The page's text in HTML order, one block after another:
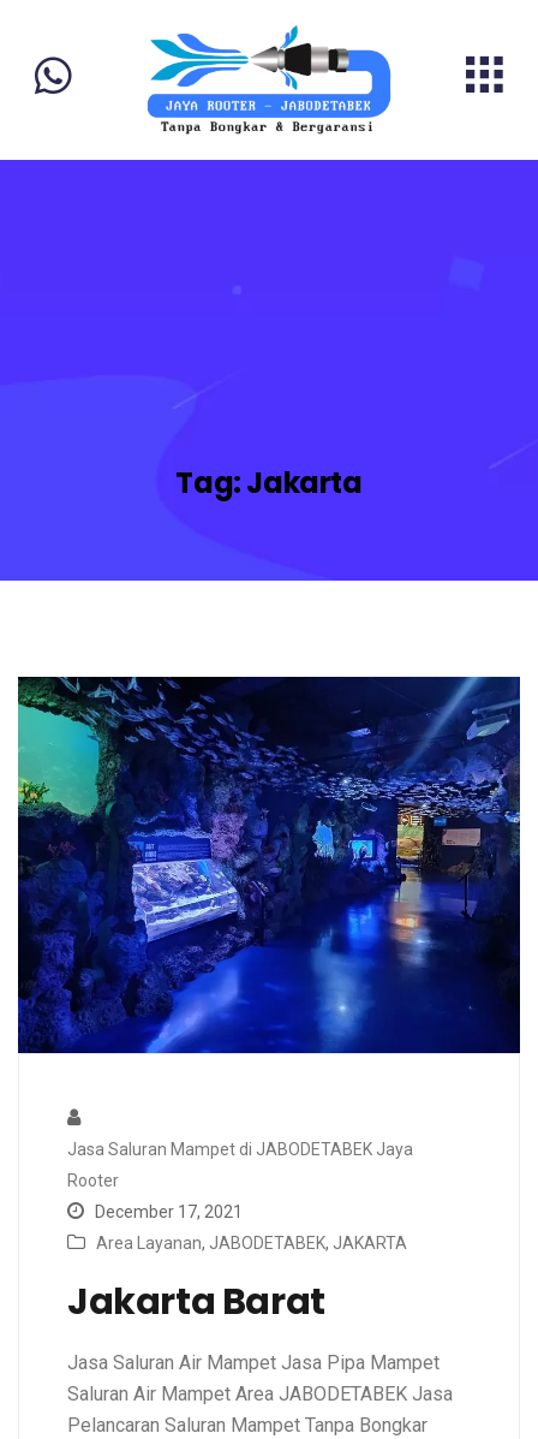
Tag:Jakarta
Jasa Saluran Mampet di JABODETABEK Jaya
Rooter
December 17, 2021
Area Layanan, JABODETABEK, JAKARTA
Jakarta Barat
Jasa Saluran Air Mampet Jasa Pipa Mampet
Saluran Air Mampet Area JABODETABEK Jasa
Pelancaran Saluran Mampet Tanpa Bongkar